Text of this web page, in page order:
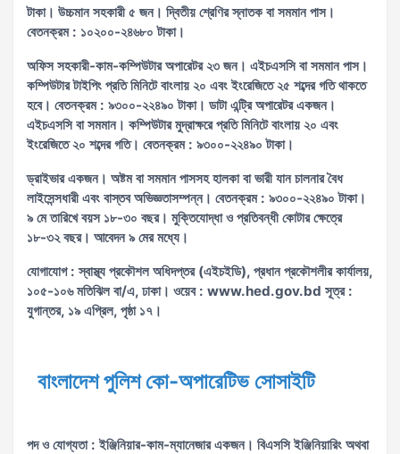
টাকা। উচ্চমান সহকারী ৫ জন। দ্বিতীয় শ্রেণির স্নাতক বা সমমান পাস।
বেতনক্রম : ১০২০০-২৪৬৮০ টাকা।
অফিস সহকারী-কাম-কম্পিউটার অপারেটর ২৩ জন। এইচএসসি বা সমমান পাস।
কম্পিউটার টাইপিং প্রতি মিনিটে বাংলায় ২০ এবং ইংরেজিতে ২৫ শব্দের গতি থাকতে
হবে। বেতনক্রম : ৯৩০০-২২৪৯০ টাকা। ডাটা এন্ট্রি অপারেটর একজন।
এইচএসসি বা সমমান। কম্পিউটার মুদ্রাক্ষরে প্রতি মিনিটে বাংলায় ২০ এবং
ইংরেজিতে ২০ শব্দের গতি। বেতনক্রম : ৯৩০০-২২৪৯০ টাকা।
ড্রাইভার একজন। অষ্টম বা সমমান পাসসহ হালকা বা ভারী যান চালনার বৈধ
লাইসেন্সধারী এবং বাস্তব অভিজ্ঞতাসম্পন্ন। বেতনক্রম : ৯৩০০-২২৪৯০ টাকা।
৯ মে তারিখে বয়স ১৮-৩০ বছর। মুক্তিযোদ্ধা ও প্রতিবন্ধী কোটার ক্ষেত্রে
১৮-৩২ বছর। আবেদন ৯ মের মধ্যে।
যোগাযোগ : স্বাস্থ্য প্রকৌশল অধিদপ্তর (এইচইডি), প্রধান প্রকৌশলীর কার্যালয়,
১০৫-১০৬ মতিঝিল বা/এ, ঢাকা। ওয়েব : www.hed.gov.bd সূত্র :
যুগান্তর, ১৯ এপ্রিল, পৃষ্ঠা ১৭।
বাংলাদেশ পুলিশ কো-অপারেটিভ সোসাইটি
পদ ও যোগ্যতা : ইঞ্জিনিয়ার-কাম-ম্যানেজার একজন। বিএসসি ইঞ্জিনিয়ারিং অথবা